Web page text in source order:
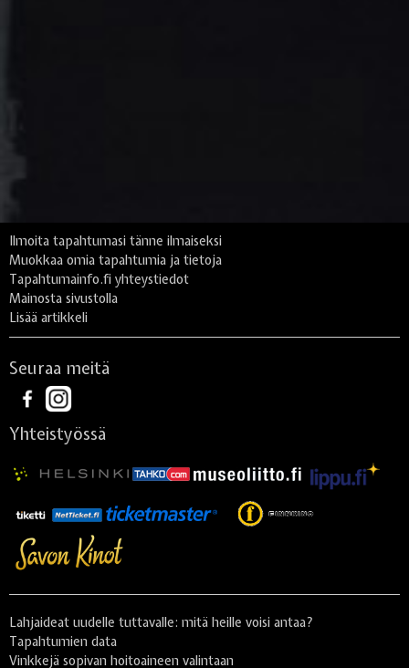
Ilmoita tapahtumasi tänne ilmaiseksi
Muokkaa omia tapahtumia ja tietoja
Tapahtumainfo.fi yhteystiedot
Mainosta sivustolla
Lisää artikkeli
Seuraa meitä
Yhteistyössä
Lahjaideat uudelle tuttavalle: mitä heille voisi antaa?
Tapahtumien data
Vinkkejä sopivan hoitoaineen valintaan